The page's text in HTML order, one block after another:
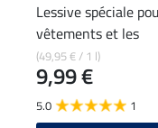
Lessive spéciale
vêtements et les
pantalons
(49,95 € / 1 l)
9,99 €
5.0 1